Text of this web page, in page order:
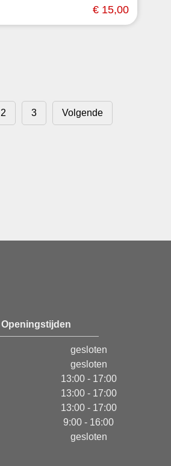
€ 15,00
2 3 Volgende
Openingstijden
gesloten
gesloten
13:00 - 17:00
13:00 - 17:00
13:00 - 17:00
9:00 - 16:00
gesloten